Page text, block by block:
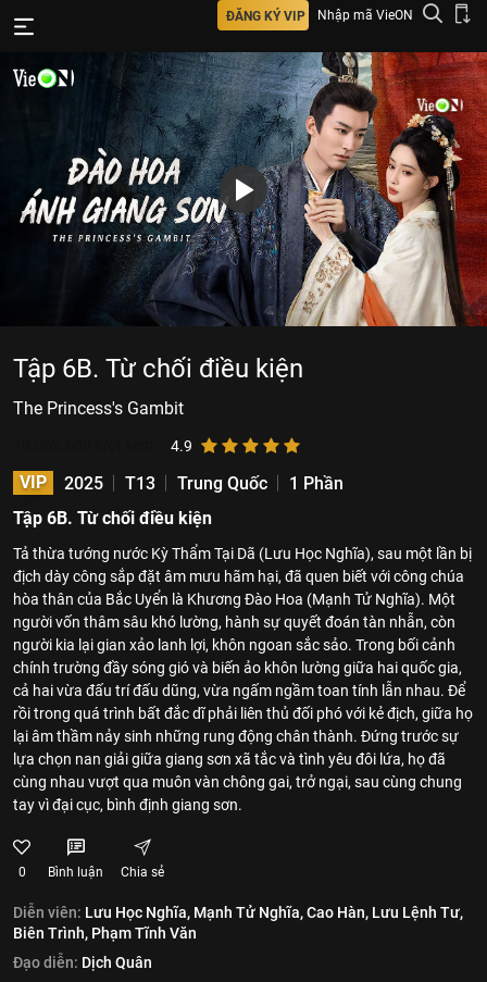
ĐĂNG KÝ VIP Nhập mã VieON
Tập 6B. Từ chối điều kiện
The Princess's Gambit
4.9
VIP 2025 T13 Trung Quốc
1 Phần
Tập 6B. Từ chối điều kiện
Tả thừa tướng nước Kỳ Thẩm Tại Dã (Lưu Học Nghĩa), sau một lần bị
địch dày công sắp đặt âm mưu hãm hại, đã quen biết với công chúa
hòa thân của Bắc Uyển là Khương Đào Hoa (Mạnh Tử Nghĩa). Một
người vốn thâm sâu khó lường, hành sự quyết đoán tàn nhẫn, còn
người kia lại gian xảo lanh lợi, khôn ngoan sắc sảo. Trong bối cảnh
chính trường đầy sóng gió và biến ảo khôn lường giữa hai quốc gia,
cả hai vừa đấu trí đấu dũng, vừa ngấm ngầm toan tính lẫn nhau. Để
rồi trong quá trình bất đắc dĩ phải liên thủ đối phó với kẻ địch, giữa họ
lại âm thầm nảy sinh những rung động chân thành. Đứng trước sự
lựa chọn nan giải giữa giang sơn xã tắc và tình yêu đôi lứa, họ đã
cùng nhau vượt qua muôn vàn chông gai, trở ngại, sau cùng chung
tay vì đại cục, bình định giang sơn.
0 Bình luận Chia sẻ
Diễn viên: Lưu Học Nghĩa, Mạnh Tử Nghĩa,Cao Hàn, Lưu Lệnh Tư,
Biên Trình, Phạm Tĩnh Văn
Đạo diễn: Dịch Quân